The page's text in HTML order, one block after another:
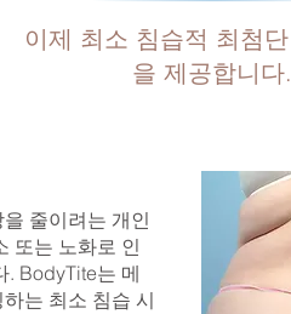
이제 최소 침습적 최첨
을 제공합니다.
줄이려는 개인
또는 노화로 인
. BodyTite는 메
는 최소 침습 시